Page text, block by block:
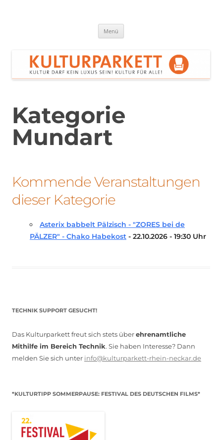
Menü
Kategorie
Mundart
Kommende Veranstaltungen
dieser Kategorie
Asterix babbelt Pälzisch - "ZORES bei de
PÄLZER" - Chako Habekost - 22.10.2026 - 19:30 Uhr
TECHNIK SUPPORT GESUCHT!
Das Kulturparkett freut sich stets überehrenamtliche
Mithilfe im Bereich Technik. Sie haben Interesse? Dann
melden Sie sich unter info@kulturparkett-rhein-neckar.de
*KULTURTIPP SOMMERPAUSE: FESTIVAL DES DEUTSCHEN FILMS*